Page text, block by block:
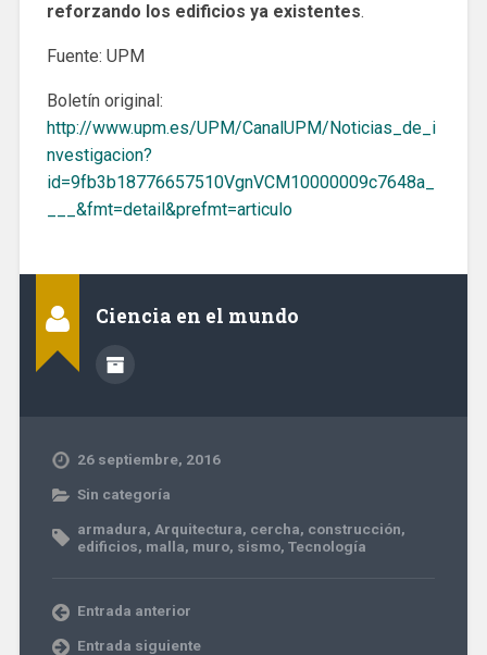
reforzando los edificios ya existentes.
Fuente: UPM
Boletín original:
http://www.upm.es/UPM/CanalUPM/Noticias_de_i
nvestigacion?
id=9fb3b18776657510VgnVCM10000009c7648a_
___&fmt=detail&prefmt=articulo
Ciencia en el mundo
26 septiembre, 2016
Sin categoría
armadura, Arquitectura, cercha, construcción,
edificios, malla, muro, sismo, Tecnología
Entrada anterior
Entrada siguiente